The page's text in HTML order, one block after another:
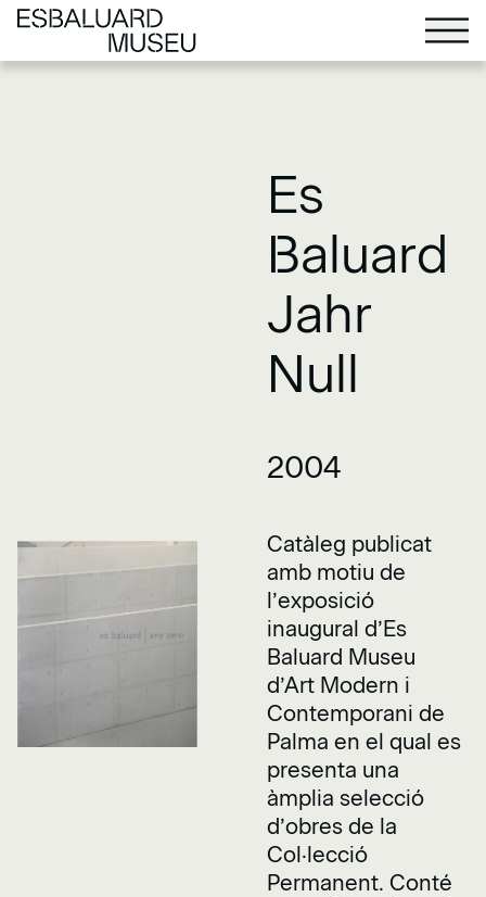
Es
Baluard
Jahr
Null
2004
Catàleg publicat
amb motiu de
l’exposició
inaugural d’Es
Baluard Museu
d’Art Modern i
Contemporani de
Palma en el qual es
presenta una
àmplia selecció
d’obres de la
Col·lecció
Permanent. Conté